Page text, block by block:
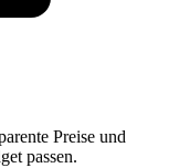
Preise und
passen.